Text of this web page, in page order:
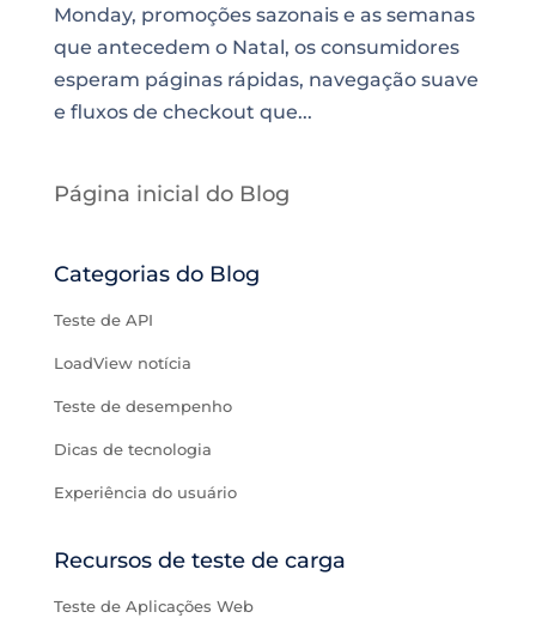
Monday, promoções sazonais e as semanas
que antecedem o Natal, os consumidores
esperam páginas rápidas, navegação suave
e fluxos de checkout que...
Página inicial do Blog
Categorias do Blog
Teste de API
LoadView notícia
Teste de desempenho
Dicas de tecnologia
Experiência do usuário
Recursos de teste de carga
Teste de Aplicações Web